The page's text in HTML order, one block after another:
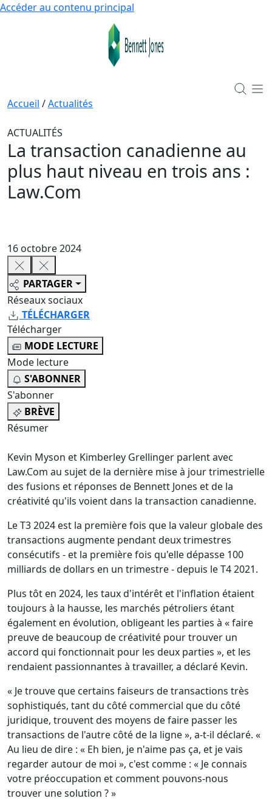
Accéder au contenu principal
Accueil /Actualités
ACTUALITÉS
La transaction canadienne au
plus haut niveau en trois ans :
Law.Com
16 octobre 2024
PARTAGER
Réseaux sociaux
TÉLÉCHARGER
Télécharger
MODE LECTURE
Mode lecture
S'ABONNER
S'abonner
BRÈVE
Résumer
Kevin Myson et Kimberley Grellinger parlent avec
Law.Com au sujet de la dernière mise à jour trimestrielle
des fusions et réponses de Bennett Jones et de la
créativité qu'ils voient dans la transaction canadienne.
Le T3 2024 est la première fois que la valeur globale des
transactions augmente pendant deux trimestres
consécutifs - et la première fois qu'elle dépasse 100
milliards de dollars en un trimestre - depuis le T4 2021.
Plus tôt en 2024, les taux d'intérêt et l'inflation étaient
toujours à la hausse, les marchés pétroliers étant
également en évolution, obligeant les parties à « faire
preuve de beaucoup de créativité pour trouver un
accord qui fonctionnait pour les deux parties », et les
rendaient passionnantes à travailler, a déclaré Kevin.
« Je trouve que certains faiseurs de transactions très
sophistiqués, tant du côté commercial que du côté
juridique, trouvent des moyens de faire passer les
transactions de l'autre côté de la ligne », a-t-il déclaré. «
Au lieu de dire : « Eh bien, je n'aime pas ça, et je vais
regarder autour de moi », c'est comme : « Je connais
votre préoccupation et comment pouvons-nous
trouver une solution ? »